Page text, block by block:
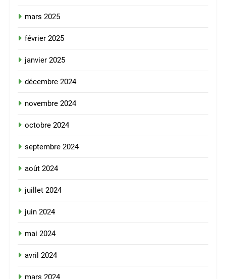
mars 2025
février 2025
janvier 2025
décembre 2024
novembre 2024
octobre 2024
septembre 2024
août 2024
juillet 2024
juin 2024
mai 2024
avril 2024
mars 2024